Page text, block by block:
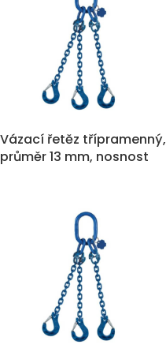
Vázací řetěz třípramenný,
průměr 13 mm, nosnost